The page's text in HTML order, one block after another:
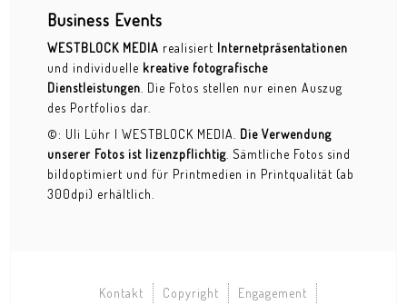
Events - Fotoreportagen
Bahnhofsviertelnacht
Cocoon Club Special Night
Forellengut
Business Events
WESTBLOCK MEDIA realisiert Internetpräsentationen
und individuelle kreative fotografische
Dienstleistungen . Die Fotos stellen nur einen Auszug
des Portfolios dar.
©: Uli Lühr | WESTBLOCK MEDIA. Die Verwendung
unserer Fotos ist lizenzpflichtig . Sämtliche Fotos sind
bildoptimiert und für Printmedien in Printqualität (ab
300dpi) erhältlich.
Kontakt Copyright Engagement